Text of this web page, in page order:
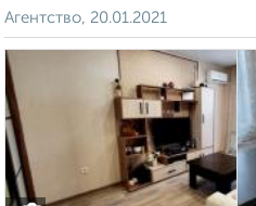
Агентство, 20.01.2021